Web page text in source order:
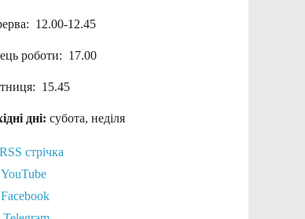
12.00-12.45
роботи: 17.00
15.45
дні: субота, неділя
RSS стрічка
YouTube
Facebook